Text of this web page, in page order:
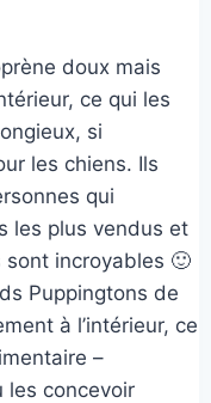
doux mais
ce qui les
si
les chiens. Ils
qui
les plus vendus et
incroyables 🙂
Puppingtons de
à l’intérieur, ce
–
les concevoir